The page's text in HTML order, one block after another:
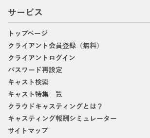
サービス
トップページ
クライアント会員登録（無料）
クライアントログイン
パスワード再設定
キャスト検索
キャスト特集一覧
クラウドキャスティングとは？
キャスティング報酬シミュレーター
サイトマップ